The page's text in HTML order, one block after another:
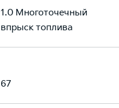
1.0 Многоточечный
впрыск топлива
67